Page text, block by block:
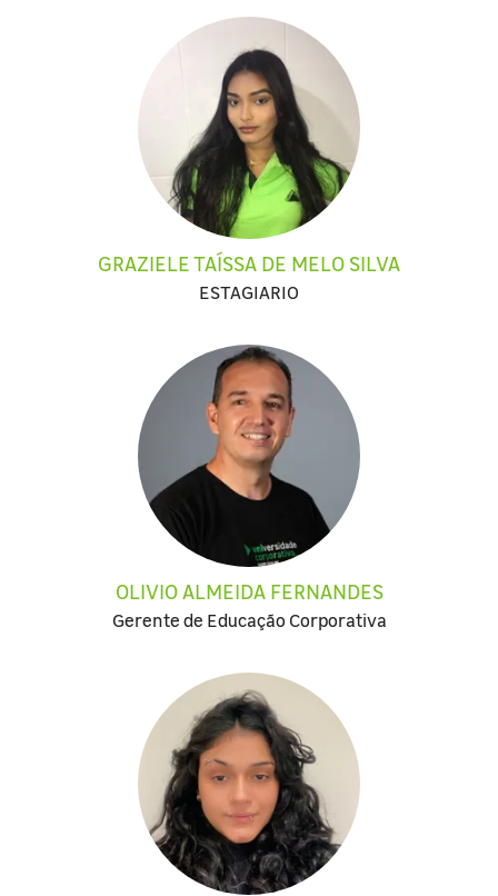
GRAZIELE TAÍSSA DE MELO SILVA
ESTAGIARIO
OLIVIO ALMEIDA FERNANDES
Gerente de Educação Corporativa